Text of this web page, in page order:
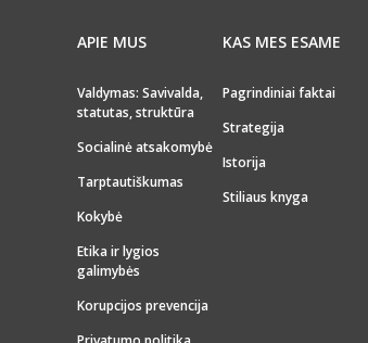
APIE MUS
Valdymas: Savivalda,
statutas, struktūra
Socialinė atsakomybė
Tarptautiškumas
Kokybė
Etika ir lygios
galimybės
Korupcijos prevencija
KAS MES ESAME
Pagrindiniai faktai
Strategija
Istorija
Stiliaus knyga